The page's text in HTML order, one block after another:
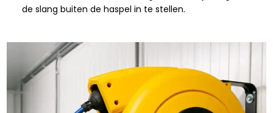
de slang buiten de haspel in te stellen.